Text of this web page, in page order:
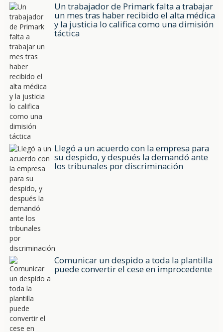
Un trabajador de Primark falta a trabajar
un mes tras haber recibido el alta médica
y la justicia lo califica como una dimisión
táctica
Llegó a un acuerdo con la empresa para
su despido, y después la demandó ante
los tribunales por discriminación
Comunicar un despido a toda la plantilla
puede convertir el cese en improcedente